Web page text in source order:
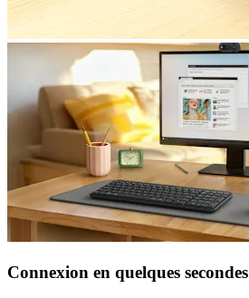
Connexion en quelques secondes